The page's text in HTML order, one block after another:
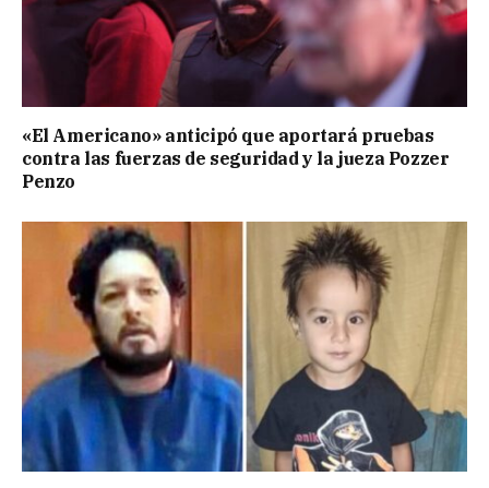
«El Americano» anticipó que aportará pruebas
contra las fuerzas de seguridad y la jueza Pozzer
Penzo